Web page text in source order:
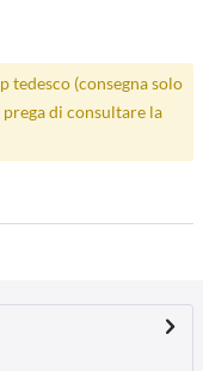
tedesco (consegna solo
di consultare la